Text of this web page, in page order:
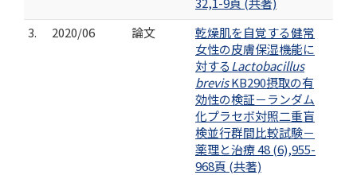
3.
2020/06 論文
乾燥肌を自覚する健常
女性の皮膚保湿機能に
対するLactobacillus
brevisKB290摂取の有
効性の検証－ランダム
化プラセボ対照二重盲
検並行群間比較試験－
薬理と治療 48 (6),955-
968頁 (共著)